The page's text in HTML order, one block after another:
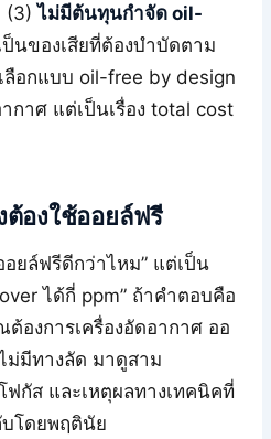
(3)ไม่มีต้นทุนกำจัด oil-
ป็นของเสียที่ต้องบำบัดตาม
ลือกแบบ oil-free by design
กาศ แต่เป็นเรื่อง total cost
องใช้ออยล์ฟรี
ยล์ฟรีดีกว่าไหม” แต่เป็น
ได้กี่ ppm” ถ้าคำตอบคือ
ต้องการเครื่องอัดอากาศ ออ
ม่มีทางลัด มาดูสาม
กัส และเหตุผลทางเทคนิคที่
โดยพฤตินัย